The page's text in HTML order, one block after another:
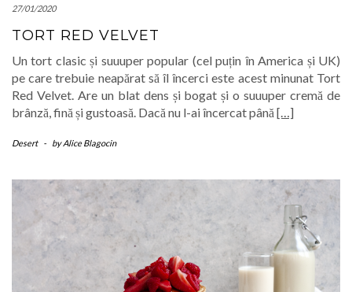
27/01/2020
TORT RED VELVET
Un tort clasic și suuuper popular (cel puțin în America și UK)
pe care trebuie neapărat să îl încerci este acest minunat Tort
Red Velvet. Are un blat dens și bogat și o suuuper cremă de
brânză, fină și gustoasă. Dacă nu l-ai încercat până […]
Desert - byAlice Blagocin